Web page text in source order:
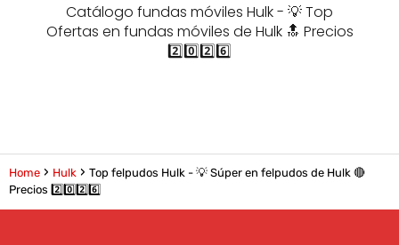
Catálogo fundas móviles Hulk - 💡 Top
Ofertas en fundas móviles de Hulk 🔝 Precios
2️⃣0️⃣2️⃣6️⃣
Home Hulk
Top felpudos Hulk - 💡 Súper en felpudos de Hulk 🔴
Precios 2️⃣0️⃣2️⃣6️⃣